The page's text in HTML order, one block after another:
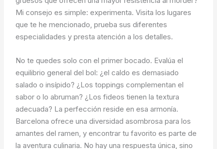
Mi consejo es simple: experimenta. Visita los lugares
que te he mencionado, prueba sus diferentes
especialidades y presta atención a los detalles.
No te quedes solo con el primer bocado. Evalúa el
equilibrio general del bol: ¿el caldo es demasiado
salado o insípido? ¿Los toppings complementan el
sabor o lo abruman? ¿Los fideos tienen la textura
adecuada? La perfección reside en esa armonía.
Barcelona ofrece una diversidad asombrosa para los
amantes del ramen, y encontrar tu favorito es parte de
la aventura culinaria. No hay una respuesta única, sino